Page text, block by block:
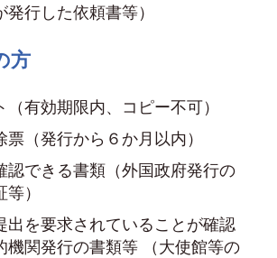
行した依頼書等）
方
（有効期限内、コピー不可）
票（発行から６か月以内）
認できる書類（外国政府発行の
）
出を要求されていることが確認
機関発行の書類等 （大使館等の